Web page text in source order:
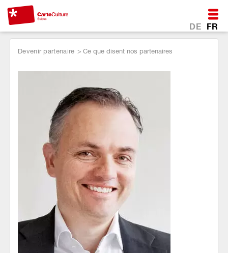
DE FR
Devenir partenaire Ce que disent nos partenaires